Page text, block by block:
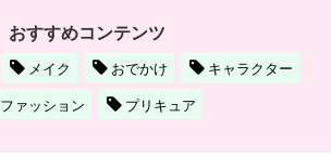
おすすめコンテンツ
メイク おでかけ
キャラクター
ファッション
プリキュア